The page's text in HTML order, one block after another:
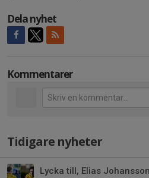
Dela nyhet
Kommentarer
Tidigare nyheter
Lycka till, Elias